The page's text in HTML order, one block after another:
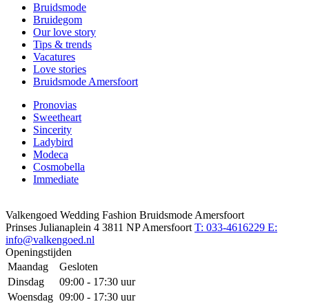
Bruidsmode
Bruidegom
Our love story
Tips & trends
Vacatures
Love stories
Bruidsmode Amersfoort
Pronovias
Sweetheart
Sincerity
Ladybird
Modeca
Cosmobella
Immediate
Valkengoed Wedding Fashion Bruidsmode Amersfoort
Prinses Julianaplein 4 3811 NP Amersfoort T: 033-4616229 E:
info@valkengoed.nl
Openingstijden
Maandag
Gesloten
Dinsdag
09:00 - 17:30 uur
Woensdag 09:00 - 17:30 uur